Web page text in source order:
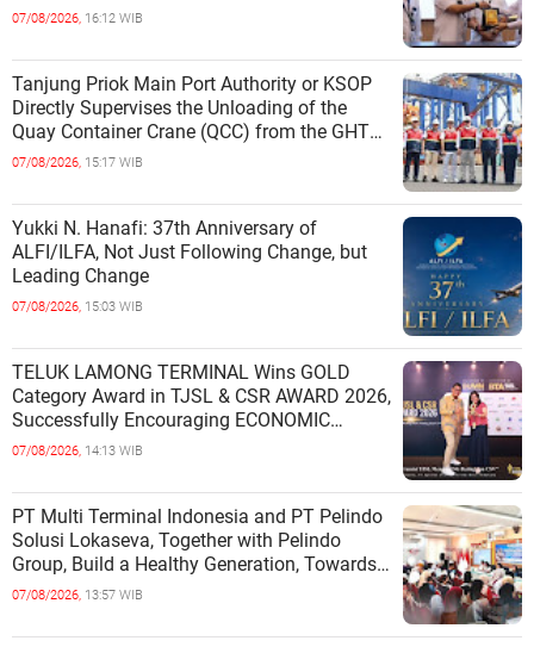
07/08/2026, 16:12 WIB
Tanjung Priok Main Port Authority or KSOP
Directly Supervises the Unloading of the
Quay Container Crane (QCC) from the GHT
Marimas Ship at the North J
07/08/2026, 15:17 WIB
Yukki N. Hanafi: 37th Anniversary of
ALFI/ILFA, Not Just Following Change, but
Leading Change
07/08/2026, 15:03 WIB
TELUK LAMONG TERMINAL Wins GOLD
Category Award in TJSL & CSR AWARD 2026,
Successfully Encouraging ECONOMIC
INDEPENDENCE OF COASTAL
07/08/2026, 14:13 WIB
PT Multi Terminal Indonesia and PT Pelindo
Solusi Lokaseva, Together with Pelindo
Group, Build a Healthy Generation, Towards
a Golden Indonesia
07/08/2026, 13:57 WIB